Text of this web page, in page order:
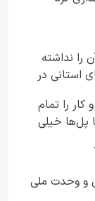
را نداشته
استانی در
کار را تمام
پل‌ها خیلی
از یک
و وحدت ملی